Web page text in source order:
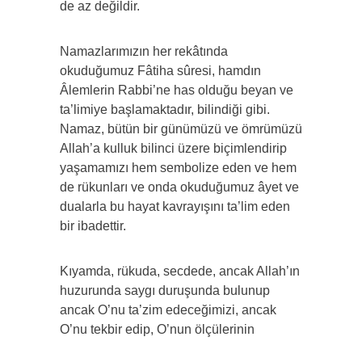
de az değildir.
Namazlarımızın her rekâtında
okuduğumuz Fâtiha sûresi, hamdın
Âlemlerin Rabbi’ne has olduğu beyan ve
ta’limiye başlamaktadır, bilindiği gibi.
Namaz, bütün bir günümüzü ve ömrümüzü
Allah’a kulluk bilinci üzere biçimlendirip
yaşamamızı hem sembolize eden ve hem
de rükunları ve onda okuduğumuz âyet ve
dualarla bu hayat kavrayışını ta’lim eden
bir ibadettir.
Kıyamda, rükuda, secdede, ancak Allah’ın
huzurunda saygı duruşunda bulunup
ancak O’nu ta’zim edeceğimizi, ancak
O’nu tekbir edip, O’nun ölçülerinin